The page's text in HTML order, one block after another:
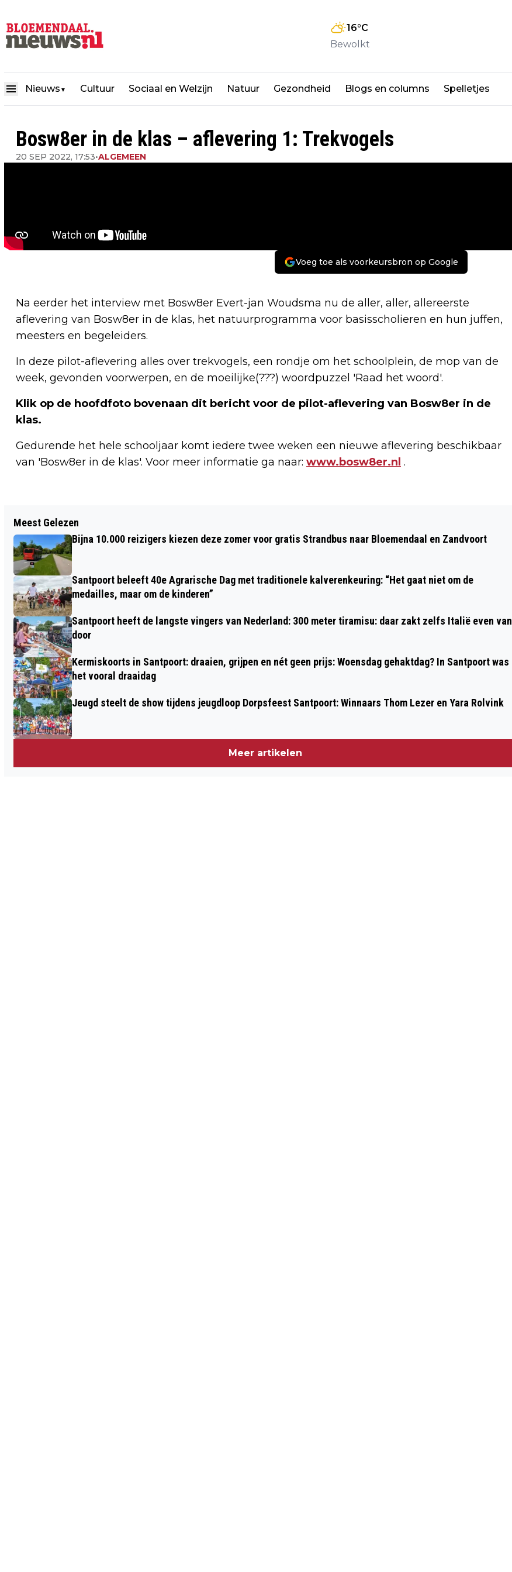
16°C
Bewolkt
Nieuws ▼ Cultuur Sociaal en Welzijn Natuur Gezondheid Blogs en columns Spelletjes
Bosw8er in de klas – aflevering 1: Trekvogels
20 SEP 2022, 17:53•ALGEMEEN
Voeg toe als voorkeursbron op Google
Na eerder het interview met Bosw8er Evert-jan Woudsma nu de aller, aller, allereerste
aflevering van Bosw8er in de klas, het natuurprogramma voor basisscholieren en hun juffen,
meesters en begeleiders.
In deze pilot-aflevering alles over trekvogels, een rondje om het schoolplein, de mop van de
week, gevonden voorwerpen, en de moeilijke(???) woordpuzzel 'Raad het woord'.
Klik op de hoofdfoto bovenaan dit bericht voor de pilot-aflevering van Bosw8er in de
klas.
Gedurende het hele schooljaar komt iedere twee weken een nieuwe aflevering beschikbaar
van 'Bosw8er in de klas'. Voor meer informatie ga naar: www.bosw8er.nl .
‘BOSW8ER IN DE KLAS’ NIEUWE
NATUURSERIE VOOR
BASISSCHOOLJEUGD VAN BOSW8ER
EVERT-JAN WOUDSMA
RACES, ZANDVOORT OP 27 AUGUSTUS
Meest Gelezen
Bijna 10.000 reizigers kiezen deze zomer voor gratis Strandbus naar Bloemendaal en Zandvoort
Santpoort beleeft 40e Agrarische Dag met traditionele kalverenkeuring: “Het gaat niet om de
medailles, maar om de kinderen”
Santpoort heeft de langste vingers van Nederland: 300 meter tiramisu: daar zakt zelfs Italië even van
door
Kermiskoorts in Santpoort: draaien, grijpen en nét geen prijs: Woensdag gehaktdag? In Santpoort was
het vooral draaidag
Jeugd steelt de show tijdens jeugdloop Dorpsfeest Santpoort: Winnaars Thom Lezer en Yara Rolvink
Meer artikelen